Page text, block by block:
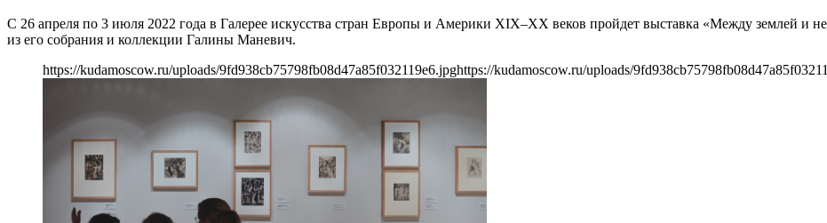
С 26 апреля по 3 июля 2022 года в Галерее искусства стран Европы и Америки XIX–XX веков пройдет выставка «Между землей и
из его собрания и коллекции Галины Маневич.
https://kudamoscow.ru/uploads/9fd938cb75798fb08d47a85f032119e6.jpghttps://kudamoscow.ru/uploads/